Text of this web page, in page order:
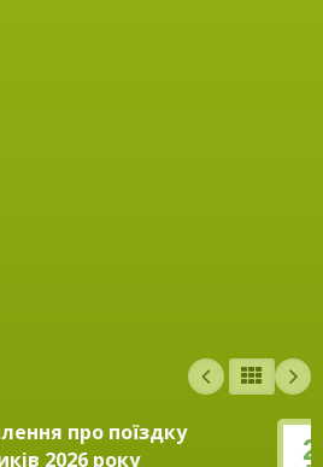
про поїздку
2026 року